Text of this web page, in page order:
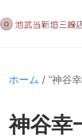
ホーム / “神谷
神谷幸